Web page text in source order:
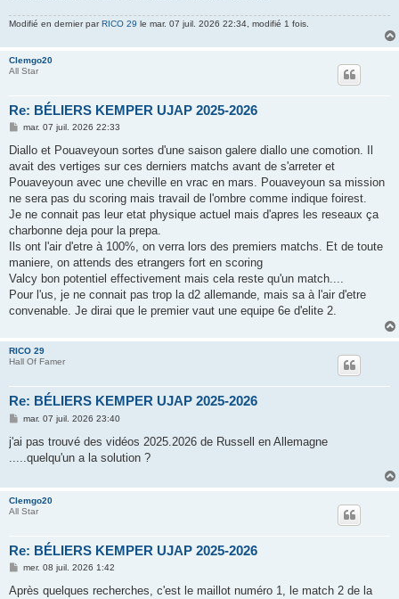
Modifié en dernier parRICO 29 le mar. 07 juil. 2026 22:34, modifié 1 fois.
Clemgo20
All Star
Re: BÉLIERS KEMPER UJAP 2025-2026
M
s
a
g
mar. 07 juil. 2026 22:33
Diallo et Pouaveyoun sortes d'une saison galere diallo une comotion. Il
avait des vertiges sur ces derniers matchs avant de s'arreter et
Pouaveyoun avec une cheville en vrac en mars. Pouaveyoun sa mission
ne sera pas du scoring mais travail de l'ombre comme indique foirest.
Je ne connait pas leur etat physique actuel mais d'apres les reseaux ça
charbonne deja pour la prepa.
Ils ont l'air d'etre à 100%, on verra lors des premiers matchs. Et de toute
maniere, on attends des etrangers fort en scoring
Valcy bon potentiel effectivement mais cela reste qu'un match....
Pour l'us, je ne connait pas trop la d2 allemande, mais sa à l'air d'etre
convenable. Je dirai que le premier vaut une equipe 6e d'elite 2.
RICO 29
Hall Of Famer
Re: BÉLIERS KEMPER UJAP 2025-2026
M
s
a
mar. 07 juil. 2026 23:40
j'ai pas trouvé des vidéos 2025.2026 de Russell en Allemagne
.....quelqu'un a la solution ?
Clemgo20
All Star
Re: BÉLIERS KEMPER UJAP 2025-2026
M
s
mer. 08 juil. 2026 1:42
Après quelques recherches, c'est le maillot numéro 1, le match 2 de la